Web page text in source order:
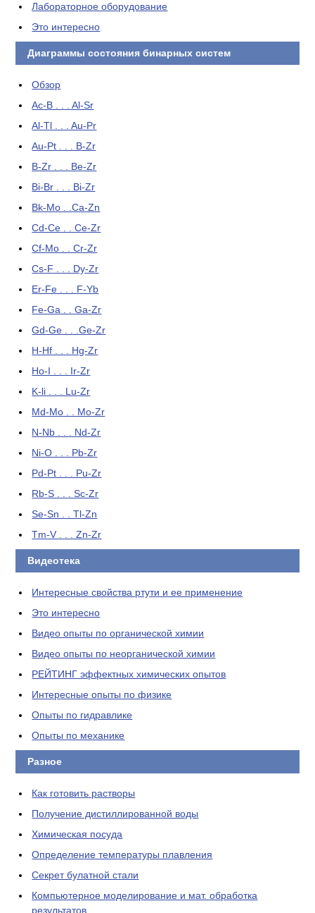
Лабораторное оборудование
Это интересно
Диаграммы состояния бинарных систем
Обзор
Ac-B . . . Al-Sr
Al-Tl . . . Au-Pr
Au-Pt . . . B-Zr
B-Zr . . . Be-Zr
Bi-Br . . . Bi-Zr
Bk-Mo . .Ca-Zn
Cd-Ce . . Ce-Zr
Cf-Mo . . Cr-Zr
Cs-F . . . Dy-Zr
Er-Fe . . . F-Yb
Fe-Ga . . Ga-Zr
Gd-Ge . . .Ge-Zr
H-Hf . . . Hg-Zr
Ho-I . . . Ir-Zr
K-li . . . Lu-Zr
Md-Mo . . Mo-Zr
N-Nb . . . Nd-Zr
Ni-O . . . Pb-Zr
Pd-Pt . . . Pu-Zr
Rb-S . . . Sc-Zr
Se-Sn . . Tl-Zn
Tm-V . . . Zn-Zr
Видеотека
Интересные свойства ртути и ее применение
Это интересно
Видео опыты по органической химии
Видео опыты по неорганической химии
РЕЙТИНГ эффектных химических опытов
Интересные опыты по физике
Опыты по гидравлике
Опыты по механике
Разное
Как готовить растворы
Получение дистиллированной воды
Химическая посуда
Определение температуры плавления
Секрет булатной стали
Компьютерное моделирование и мат. обработка
результатов